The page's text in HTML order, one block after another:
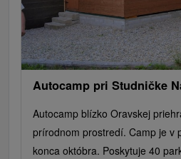
Autocamp pri Studničke
Autocamp blízko Oravskej
prírodnom prostredí. Camp je v
konca októbra. Poskytuje 40